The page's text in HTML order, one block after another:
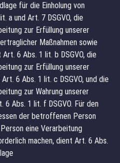
für die Einholung von
a und Art. 7 DSGVO, die
zur Erfüllung unserer
Maßnahmen sowie
6 Abs. 1 lit. b DSGVO, die
zur Erfüllung unserer
6 Abs. 1 lit. c DSGVO, und die
zur Wahrung unserer
Abs. 1 lit. f DSGVO. Für den
der betroffenen Person
eine Verarbeitung
machen, dient Art. 6 Abs.